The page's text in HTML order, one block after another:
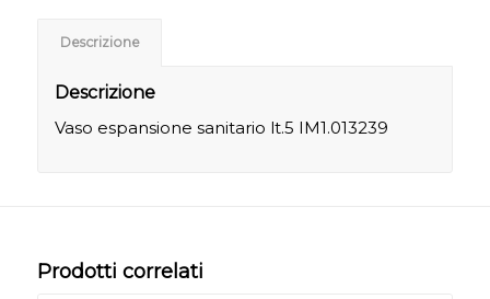
Descrizione
Descrizione
Vaso espansione sanitario lt.5 IM1.013239
Prodotti correlati